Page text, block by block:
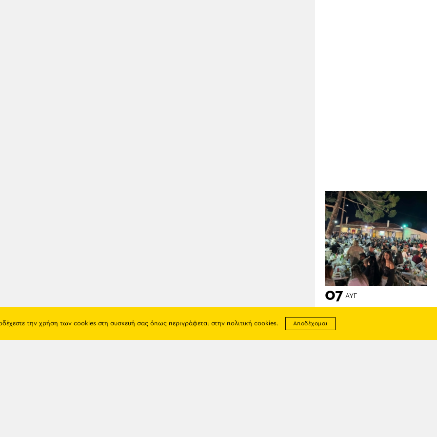
07 ΑΥΓ
κόσμου και αστείρευτο
κέφι στο Ποντιακό γλέντι
την χρήση των cookies στη συσκευή σας όπως περιγράφεται στην πολιτική cookies. Αποδέχομαι